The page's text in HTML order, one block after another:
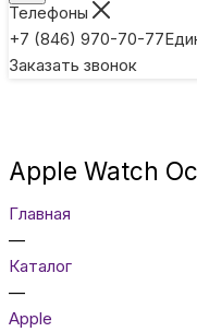
Телефоны
+7 (846) 970-70-77
Заказать звонок
Apple Watch
Главная
—
Каталог
—
Apple